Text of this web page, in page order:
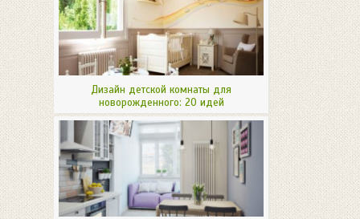
Дизайн детской комнаты для
новорожденного: 20 идей